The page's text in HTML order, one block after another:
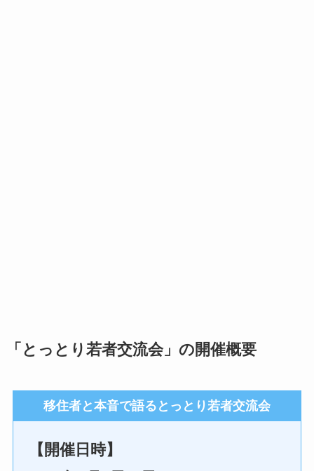
「とっとり若者交流会」の開催概要
移住者と本音で語るとっとり若者交流会
【開催日時】